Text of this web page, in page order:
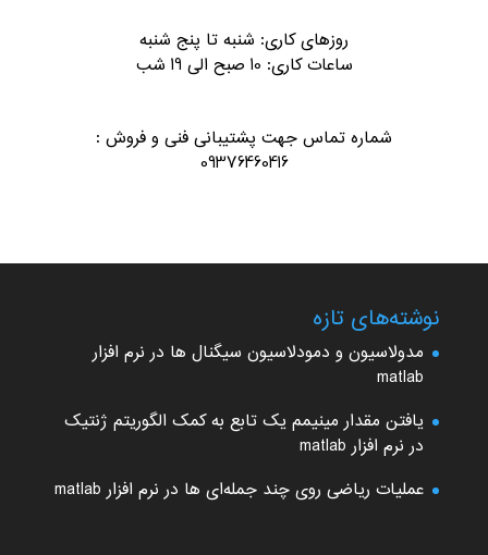
روزهای کاری: شنبه تا پنج شنبه
ساعات کاری: 10 صبح الی 19 شب
شماره تماس جهت پشتیبانی فنی و فروش :
09376460416
نوشته‌های تازه
مدولاسیون و دمودلاسیون سیگنال ها در نرم افزار
matlab
یافتن مقدار مینیمم یک تابع به کمک الگوریتم ژنتیک
در نرم افزار matlab
عملیات ریاضی روی چند جمله‌ای ها در نرم افزار matlab